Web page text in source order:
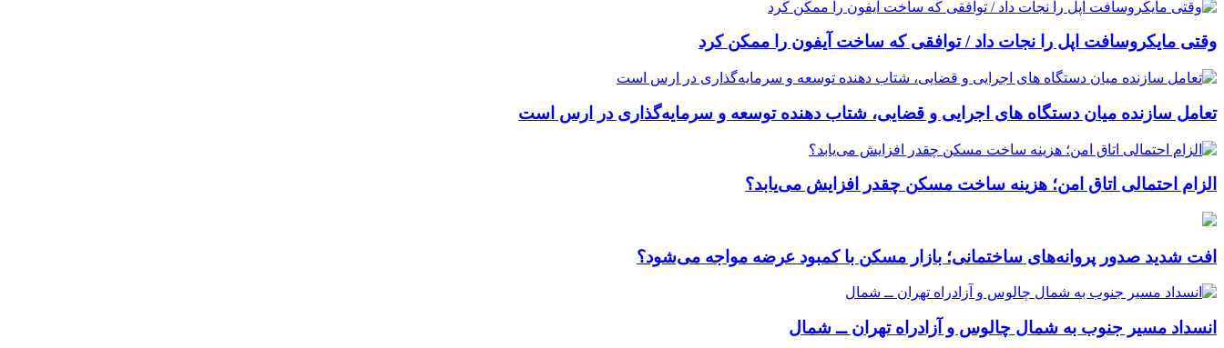
وقتی مایکروسافت اپل را نجات داد / توافقی که ساخت آیفون را ممکن کرد
تعامل سازنده میان دستگاه‌ های اجرایی و قضایی، شتاب‌ دهنده توسعه و سرمایه‌گذاری در ارس است
الزام احتمالی اتاق امن؛ هزینه ساخت مسکن چقدر افزایش می‌یابد؟
افت شدید صدور پروانه‌های ساختمانی؛ بازار مسکن با کمبود عرضه مواجه می‌شود؟
انسداد مسیر جنوب به شمال چالوس و آزادراه تهران ــ شمال